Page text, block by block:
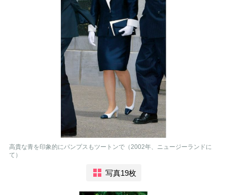
高貴な青を印象的にパンプスもツートンで（2002年、ニュージーランドに
て）
写真19枚